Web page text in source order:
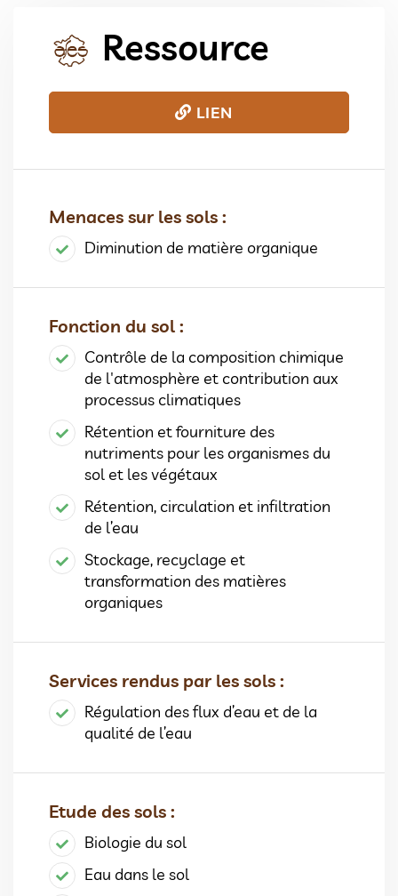
Ressource
LIEN
Menaces sur les sols :
Diminution de matière organique
Fonction du sol :
Contrôle de la composition chimique
de l'atmosphère et contribution aux
processus climatiques
Rétention et fourniture des
nutriments pour les organismes du
sol et les végétaux
Rétention, circulation et infiltration
de l’eau
Stockage, recyclage et
transformation des matières
organiques
Services rendus par les sols :
Régulation des flux d’eau et de la
qualité de l’eau
Etude des sols :
Biologie du sol
Eau dans le sol